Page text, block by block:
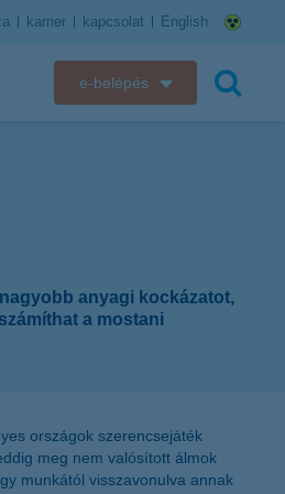
karrier kapcsolat English
e-belépés
K&H web Electra
K&H e-kártyafelület
anyagi kockázatot,
a mostani
országok szerencsejáték
meg nem valósított álmok
munkától visszavonulva annak